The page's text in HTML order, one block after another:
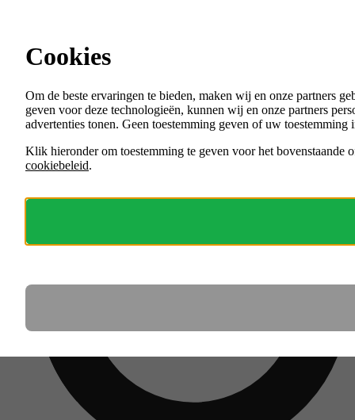
Menu
VACATURES
ORGANISATIES
Cookies
Om de beste ervaringen te bieden, maken wij en onze partners
geven voor deze technologieën, kunnen wij en onze partners
advertenties tonen. Geen toestemming geven of uw
Klik hieronder om toestemming te geven voor het bovenstaande
cookiebeleid.